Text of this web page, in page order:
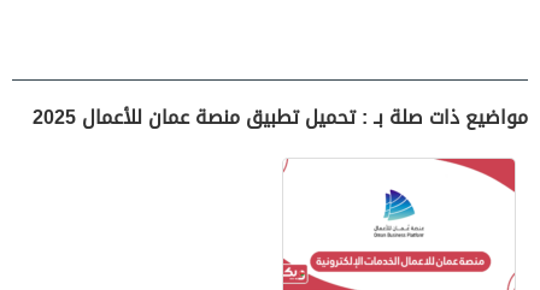
مواضيع ذات صلة بـ : تحميل تطبيق منصة عمان للأعمال 2025